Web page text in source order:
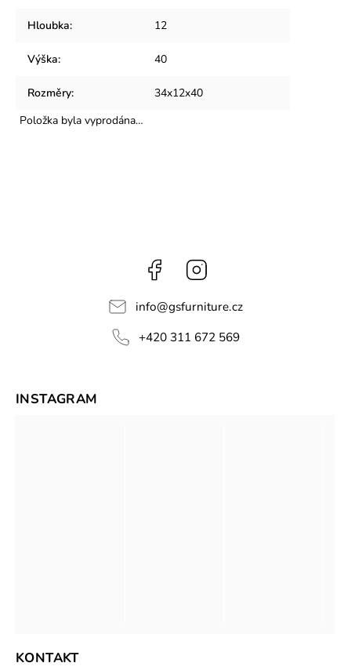
Hloubka: 12
Výška: 40
Rozměry:
34x12x40
Položka byla vyprodána…
Facebook
info@gsfurniture.cz
+420 311 672 569
KONTAKT
INSTAGRAM